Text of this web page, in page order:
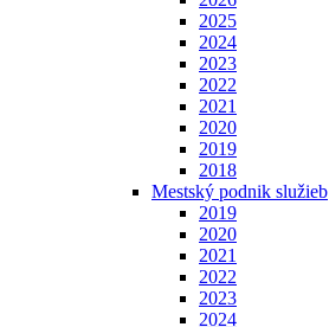
2025
2024
2023
2022
2021
2020
2019
2018
Mestský podnik služieb
2019
2020
2021
2022
2023
2024